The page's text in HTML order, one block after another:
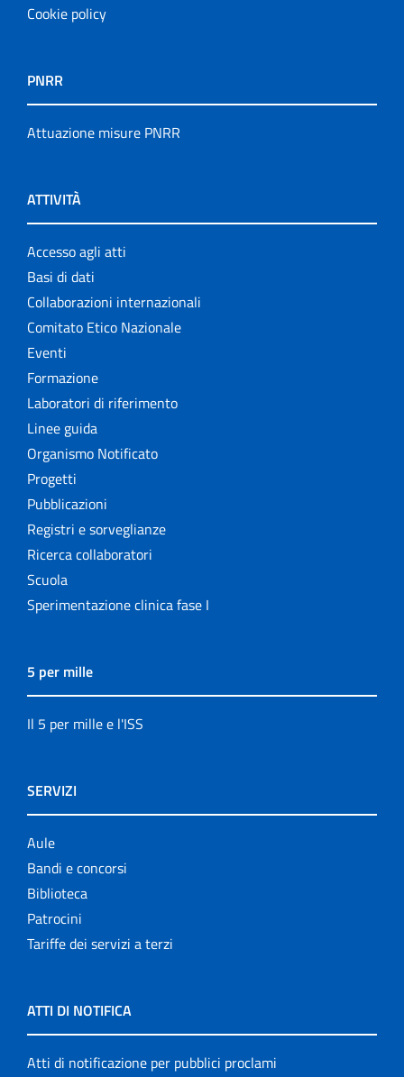
Cookie policy
PNRR
Attuazione misure PNRR
ATTIVITÀ
Accesso agli atti
Basi di dati
Collaborazioni internazionali
Comitato Etico Nazionale
Eventi
Formazione
Laboratori di riferimento
Linee guida
Organismo Notificato
Progetti
Pubblicazioni
Registri e sorveglianze
Ricerca collaboratori
Scuola
Sperimentazione clinica fase I
5 per mille
Il 5 per mille e l'ISS
SERVIZI
Aule
Bandi e concorsi
Biblioteca
Patrocini
Tariffe dei servizi a terzi
ATTI DI NOTIFICA
Atti di notificazione per pubblici proclami